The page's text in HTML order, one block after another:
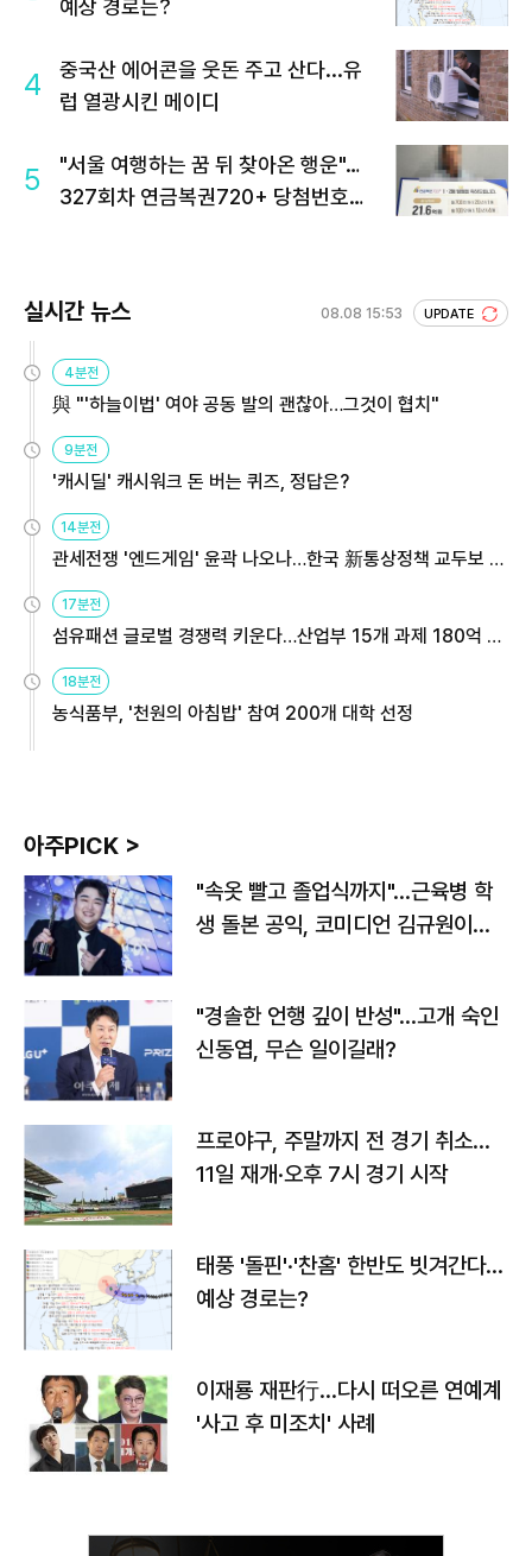
예상 경로는?
4
중국산 에어콘을 웃돈 주고 산다...유
럽 열광시킨 메이디
5
"서울 여행하는 꿈 뒤 찾아온 행운"…
327회차 연금복권720+ 당첨번호조
실시간 뉴스 08.08 15:53 UPDATE
4분전
與 "'하늘이법' 여야 공동 발의 괜찮아…그것이 협치"
9분전
'캐시딜' 캐시워크 돈 버는 퀴즈, 정답은?
14분전
관세전쟁 '엔드게임' 윤곽 나오나…한국 新통상정책 교두보 활
17분전
섬유패션 글로벌 경쟁력 키운다…산업부 15개 과제 180억 지
18분전
농식품부, '천원의 아침밥' 참여 200개 대학 선정
아주PICK >
"속옷 빨고 졸업식까지"…근육병 학
생 돌본 공익, 코미디언 김규원이었
"경솔한 언행 깊이 반성"…고개 숙인
신동엽, 무슨 일이길래?
프로야구, 주말까지 전 경기 취소…
11일 재개·오후 7시 경기 시작
태풍 '돌핀'·'찬홈' 한반도 빗겨간다…
예상 경로는?
이재룡 재판行…다시 떠오른 연예계
'사고 후 미조치' 사례